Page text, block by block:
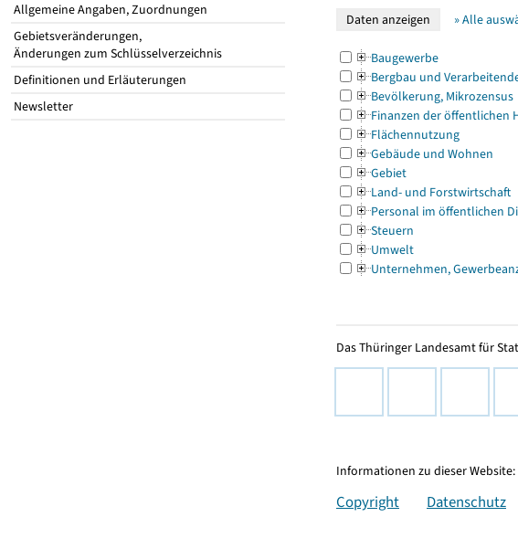
Allgemeine Angaben, Zuordnungen
Gebietsveränderungen,
Änderungen zum Schlüsselverzeichnis
Definitionen und Erläuterungen
Newsletter
» Alle
Baugewerbe
Bergbau und
Bevölkerung, Mikrozensus
Finanzen der öffentlichen
Flächennutzung
Gebäude und Wohnen
Gebiet
Land- und Forstwirtschaft
Personal im öffentlichen
Steuern
Umwelt
Unternehmen,
Das Thüringer Landesamt für
Informationen zu dieser Website:
Copyright Datenschutz